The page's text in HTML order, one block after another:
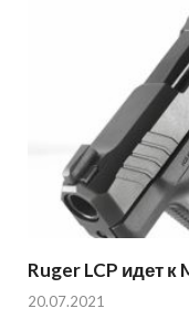
Ruger LCP идет к
20.07.2021